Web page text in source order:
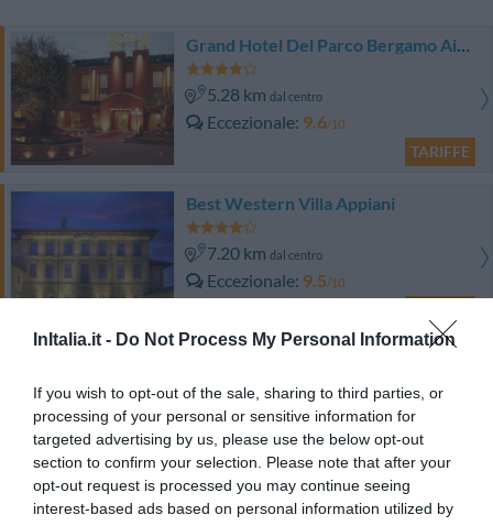
InItalia.it - Do Not Process My Personal Information
If you wish to opt-out of the sale, sharing to third parties, or
processing of your personal or sensitive information for
targeted advertising by us, please use the below opt-out
section to confirm your selection. Please note that after your
opt-out request is processed you may continue seeing
interest-based ads based on personal information utilized by
Grand Hotel Del Parco Bergamo Airport
5.28 km dal centro
Eccezionale 9.6/10
TARIFFE
Best Western Villa Appiani
7.20 km dal centro
Eccezionale 9.5/10
7.28 kmdal centro
Eccellente 9.2/10
TARIFFE
Art & Hotel Aeroporto